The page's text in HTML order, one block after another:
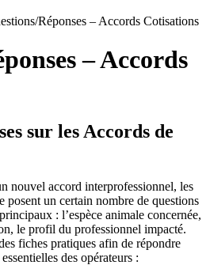
Réponses – Accords Cotisations
– Accords
sur les Accords de
nouvel accord interprofessionnel, les
posent un certain nombre de questions
: l’espèce animale concernée,
le profil du professionnel impacté.
fiches pratiques afin de répondre
des opérateurs :